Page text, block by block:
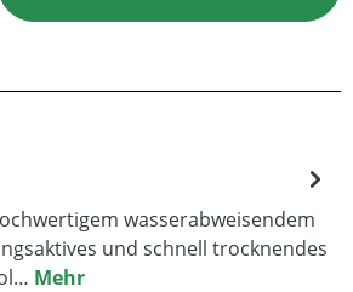
wasserabweisendem
und schnell trocknendes
Mehr